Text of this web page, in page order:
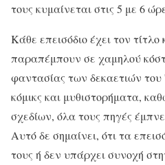
τους κυμαίνεται στις 5 με 6
Κάθε επεισόδιο έχει τον
παραπέμπουν σε χαμηλού
φαντασίας των δεκαετιών του
κόμικς και μυθιστορήματα,
σχεδίων, όλα τους πηγές
Αυτό δε σημαίνει, ότι τα
τους ή δεν υπάρχει συνοχή